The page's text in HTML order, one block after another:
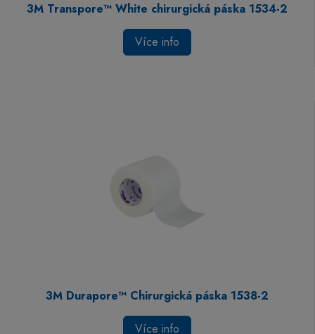
3M Transpore™ White chirurgická páska 1534-2
Více info
3M Durapore™ Chirurgická páska 1538-2
Více info